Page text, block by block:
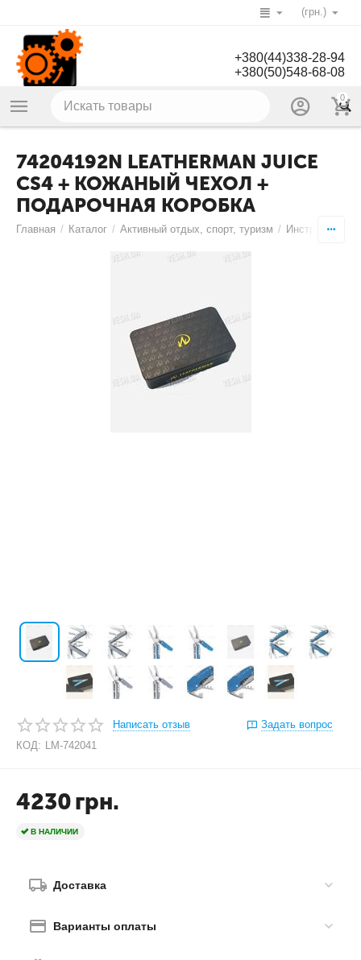
(грн.)
+380(44)338-28-94
+380(50)548-68-08
0
74204192N LEATHERMAN JUICE
CS4 + КОЖАНЫЙ ЧЕХОЛ +
ПОДАРОЧНАЯ КОРОБКА
Главная / Каталог / Активный отдых, спорт, туризм / Инструменты
Написать отзыв
Задать вопрос
КОД: LM-742041
4230грн.
В НАЛИЧИИ
Доставка
Варианты оплаты